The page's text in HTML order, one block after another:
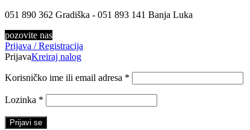
051 890 362 Gradiška - 051 893 141 Banja Luka
pozovite nas
Prijava / Registracija
PrijavaKreiraj nalog
Korisničko ime ili email adresa *
Lozinka *
Prijavi se